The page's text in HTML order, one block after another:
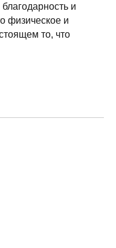
и
физическое и
то, что